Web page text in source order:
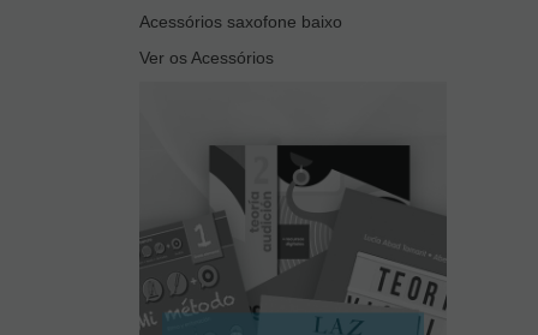
Acessórios saxofone baixo
Ver os Acessórios